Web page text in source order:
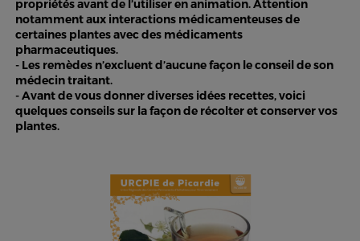
propriétés avant de l’utiliser en animation. Attention
notamment aux interactions médicamenteuses de
certaines plantes avec des médicaments
pharmaceutiques.
- Les remèdes n’excluent d’aucune façon le conseil de son
médecin traitant.
- Avant de vous donner diverses idées recettes, voici
quelques conseils sur la façon de récolter et conserver vos
plantes.